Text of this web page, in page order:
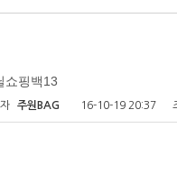
쇼핑백13
주원BAG 16-10-19 20:37